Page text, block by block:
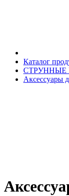
Каталог
Аксессуары